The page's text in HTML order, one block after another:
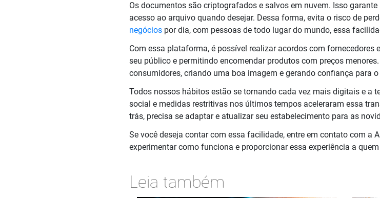
Os documentos são criptografados e salvos em nuvem. Isso
acesso ao arquivo quando desejar. Dessa forma, evita o risco de
negócios por dia, com pessoas de todo lugar do mundo, essa
Com essa plataforma, é possível realizar acordos com
seu público e permitindo encomendar produtos com preços
consumidores, criando uma boa imagem e gerando confiança para
Todos nossos hábitos estão se tornando cada vez mais digitais e a
social e medidas restritivas nos últimos tempos aceleraram essa
trás, precisa se adaptar e atualizar seu estabelecimento para as
Se você deseja contar com essa facilidade, entre em contato com a
experimentar como funciona e proporcionar essa experiência a
Leia também